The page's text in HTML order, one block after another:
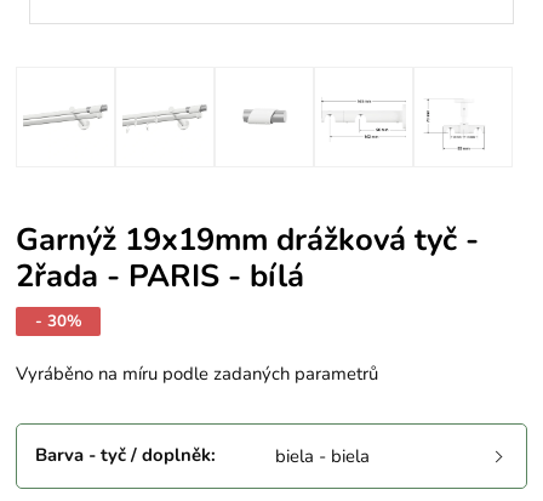
Garnýž 19x19mm drážková tyč -
2řada - PARIS - bílá
- 30%
Vyráběno na míru podle zadaných parametrů
Barva - tyč / doplněk: biela - biela